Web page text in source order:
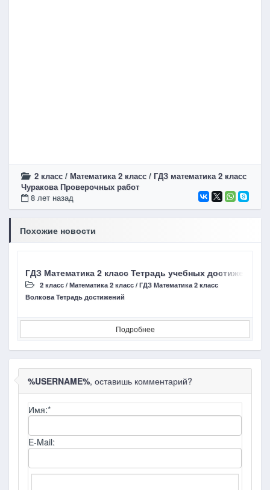
2 класс / Математика 2 класс / ГДЗ математика 2 класс
Чуракова Проверочных работ
8 лет назад
Похожие новости
ГДЗ Математика 2 класс Тетрадь учебных достижений
2 класс / Математика 2 класс / ГДЗ Математика 2 класс
Волкова Тетрадь достижений
Подробнее
%USERNAME%, оставишь комментарий?
Имя:*
E-Mail: